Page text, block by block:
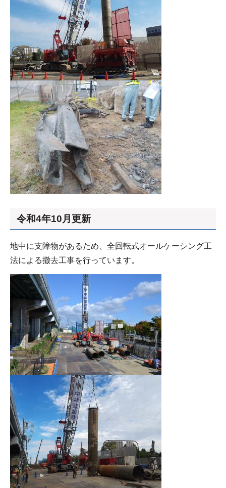
令和4年10月更新
地中に支障物があるため、全回転式オールケーシング工
法による撤去工事を行っています。